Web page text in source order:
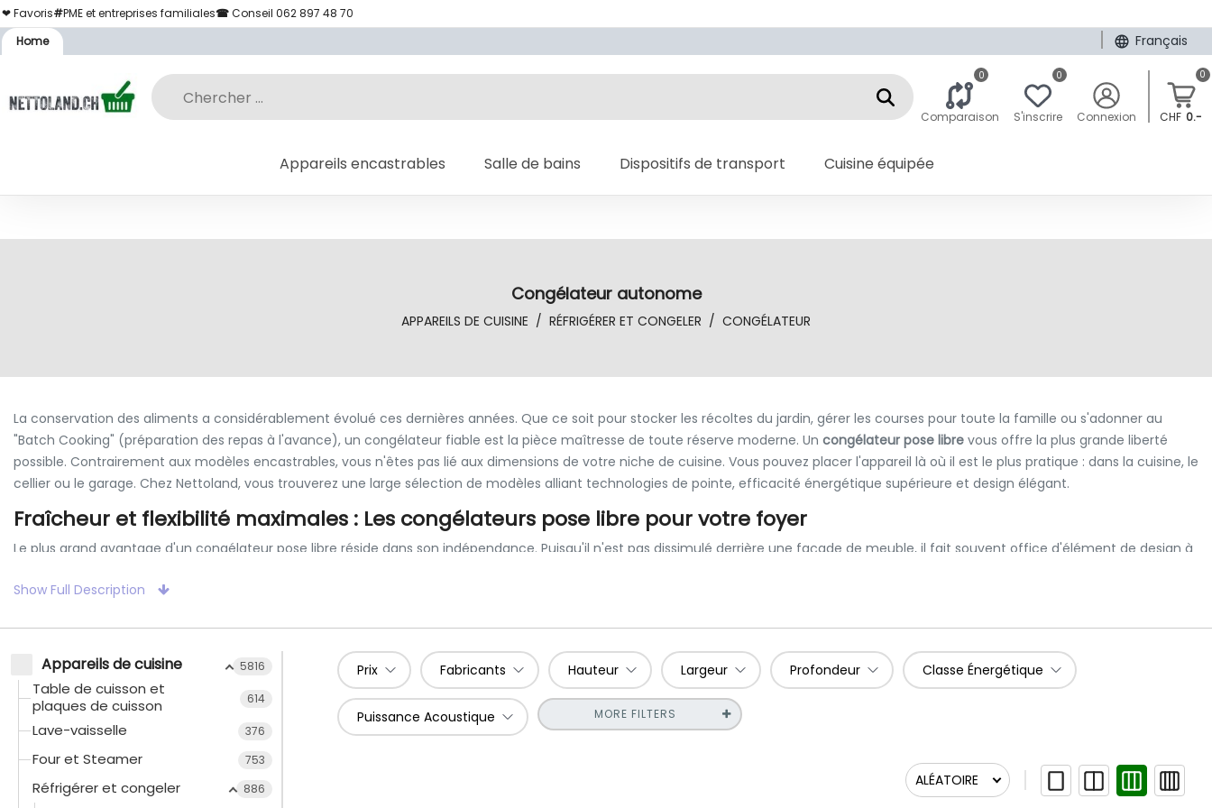
❤ Favoris#PME et entreprises familiales☎Conseil 062 897 48 70
Home
Français
0
Comparaison
0
S'inscrire Connexion
0
CHF 0.-
Appareils encastrables Salle de bains Dispositifs de transport Cuisine équipée
Congélateur autonome
APPAREILS DE CUISINE / RÉFRIGÉRER ET CONGELER / CONGÉLATEUR
La conservation des aliments a considérablement évolué ces dernières années. Que ce soit pour stocker les récoltes du jardin, gérer les courses pour toute la famille ou s'adonner au
"Batch Cooking" (préparation des repas à l'avance), un congélateur fiable est la pièce maîtresse de toute réserve moderne. Un congélateur pose libre vous offre la plus grande liberté
possible. Contrairement aux modèles encastrables, vous n'êtes pas lié aux dimensions de votre niche de cuisine. Vous pouvez placer l'appareil là où il est le plus pratique : dans la cuisine, le
cellier ou le garage. Chez Nettoland, vous trouverez une large sélection de modèles alliant technologies de pointe, efficacité énergétique supérieure et design élégant.
Fraîcheur et flexibilité maximales : Les congélateurs pose libre pour votre foyer
Le plus grand avantage d'un congélateur pose libre réside dans son indépendance. Puisqu'il n'est pas dissimulé derrière une façade de meuble, il fait souvent office d'élément de design à
isolées sans avoir à respecter les contraintes des niches standards. Pour vous, cela signifie plus d'espace pour les boîtes de pizza, les stocks de viande et les légumes surgelés, tout en
bénéficiant souvent d'un meilleur bilan énergétique grâce à des couches d'isolation optimisées.
Technologies innovantes : Ne dégivrez plus jamais grâce au NoFrost
Qui ne se souvient pas de la corvée de dégivrage, lorsqu'une épaisse couche de glace tapissait les parois ? Ces temps sont révolus. La plupart des modèles modernes en pose libre dans
l'assortiment de Nettoland disposent de la
Fonctionnement :Un système de ventilation extrait l'humidité de l'air du compartiment de congélation. L'air intérieur reste sec, empêchant la formation de givre sur les parois ou sur
Show Full Description
Appareils de cuisine 5816
Table de cuisson et
plaques de cuisson
614
Lave-vaisselle 376
Four et Steamer 753
Réfrigérer et congeler 886
Prix Fabricants Hauteur Largeur Profondeur Classe Énergétique
Puissance Acoustique MORE FILTERS
ALÉATOIRE